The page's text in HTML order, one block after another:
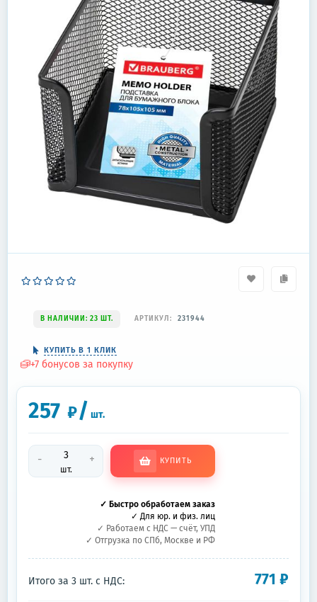
В НАЛИЧИИ: 23 ШТ. АРТИКУЛ: 231944
КУПИТЬ В 1 КЛИК
+7 бонусов за покупку
257 ₽/ шт.
-
шт.
+ КУПИТЬ
✓ Быстро обработаем заказ
✓ Для юр. и физ. лиц
✓ Работаем с НДС — счёт, УПД
✓ Отгрузка по СПб, Москве и РФ
Итого за 3 шт. с НДС: 771 ₽